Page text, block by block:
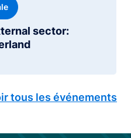
sector:
tous les événements